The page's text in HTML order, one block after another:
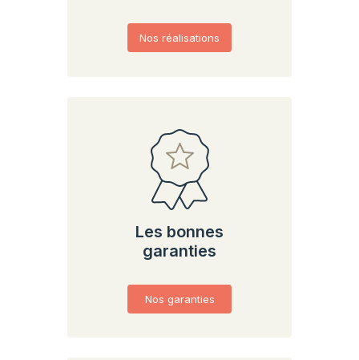
Nos réalisations
Les bonnes
garanties
Nos garanties